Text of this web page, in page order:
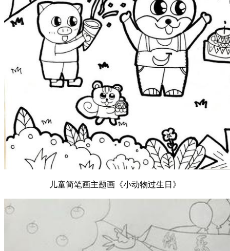
儿童简笔画主题画《小动物过生日》